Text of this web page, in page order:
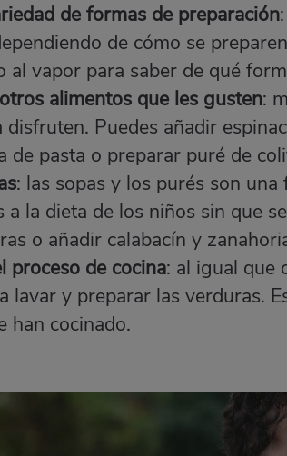
de formas de preparación
de cómo se
al vapor para saber de qué
alimentos que les gusten:
disfruten. Puedes añadir
de pasta o preparar puré de
: las sopas y los purés son
a la dieta de los niños sin que
o añadir calabacín y
proceso de cocina: al igual que
lavar y preparar las verduras.
han cocinado.